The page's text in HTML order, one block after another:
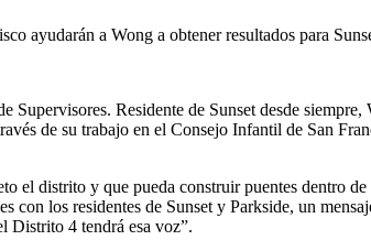
ayudarán a Wong a obtener resultados para
Residente de Sunset desde siempre,
de su trabajo en el Consejo Infantil de San
distrito y que pueda construir puentes dentro
con los residentes de Sunset y Parkside, un
Distrito 4 tendrá esa voz”.